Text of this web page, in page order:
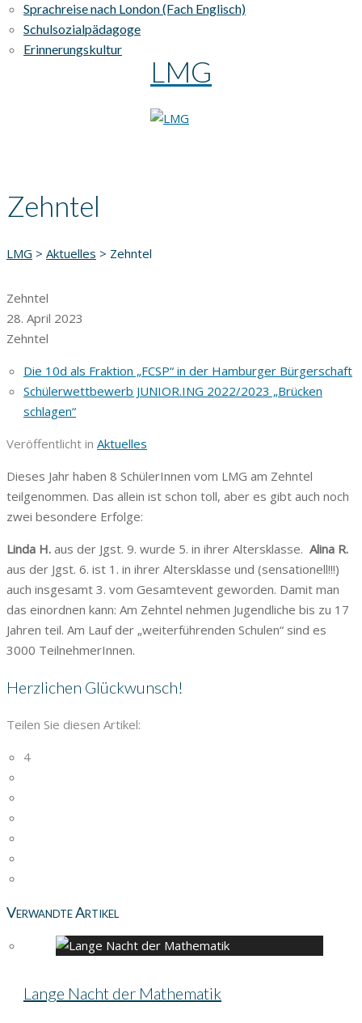
Sprachreise nach London (Fach Englisch)
Schulsozialpädagoge
Erinnerungskultur
LMG
Zehntel
LMG > Aktuelles > Zehntel
Zehntel
28. April 2023
Zehntel
Die 10d als Fraktion „FCSP“ in der Hamburger Bürgerschaft
Schülerwettbewerb JUNIOR.ING 2022/2023 „Brücken
schlagen“
Veröffentlicht in Aktuelles
Dieses Jahr haben 8 SchülerInnen vom LMG am Zehntel
teilgenommen. Das allein ist schon toll, aber es gibt auch noch
zwei besondere Erfolge:
Linda H. aus der Jgst. 9. wurde 5. in ihrer Altersklasse. Alina R.
aus der Jgst. 6. ist 1. in ihrer Altersklasse und (sensationell!!!)
auch insgesamt 3. vom Gesamtevent geworden. Damit man
das einordnen kann: Am Zehntel nehmen Jugendliche bis zu 17
Jahren teil. Am Lauf der „weiterführenden Schulen“ sind es
3000 TeilnehmerInnen.
Herzlichen Glückwunsch!
Teilen Sie diesen Artikel:
4
Verwandte Artikel
Lange Nacht der Mathematik